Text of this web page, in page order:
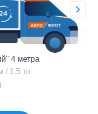
4 метра
/ 1.5 тн